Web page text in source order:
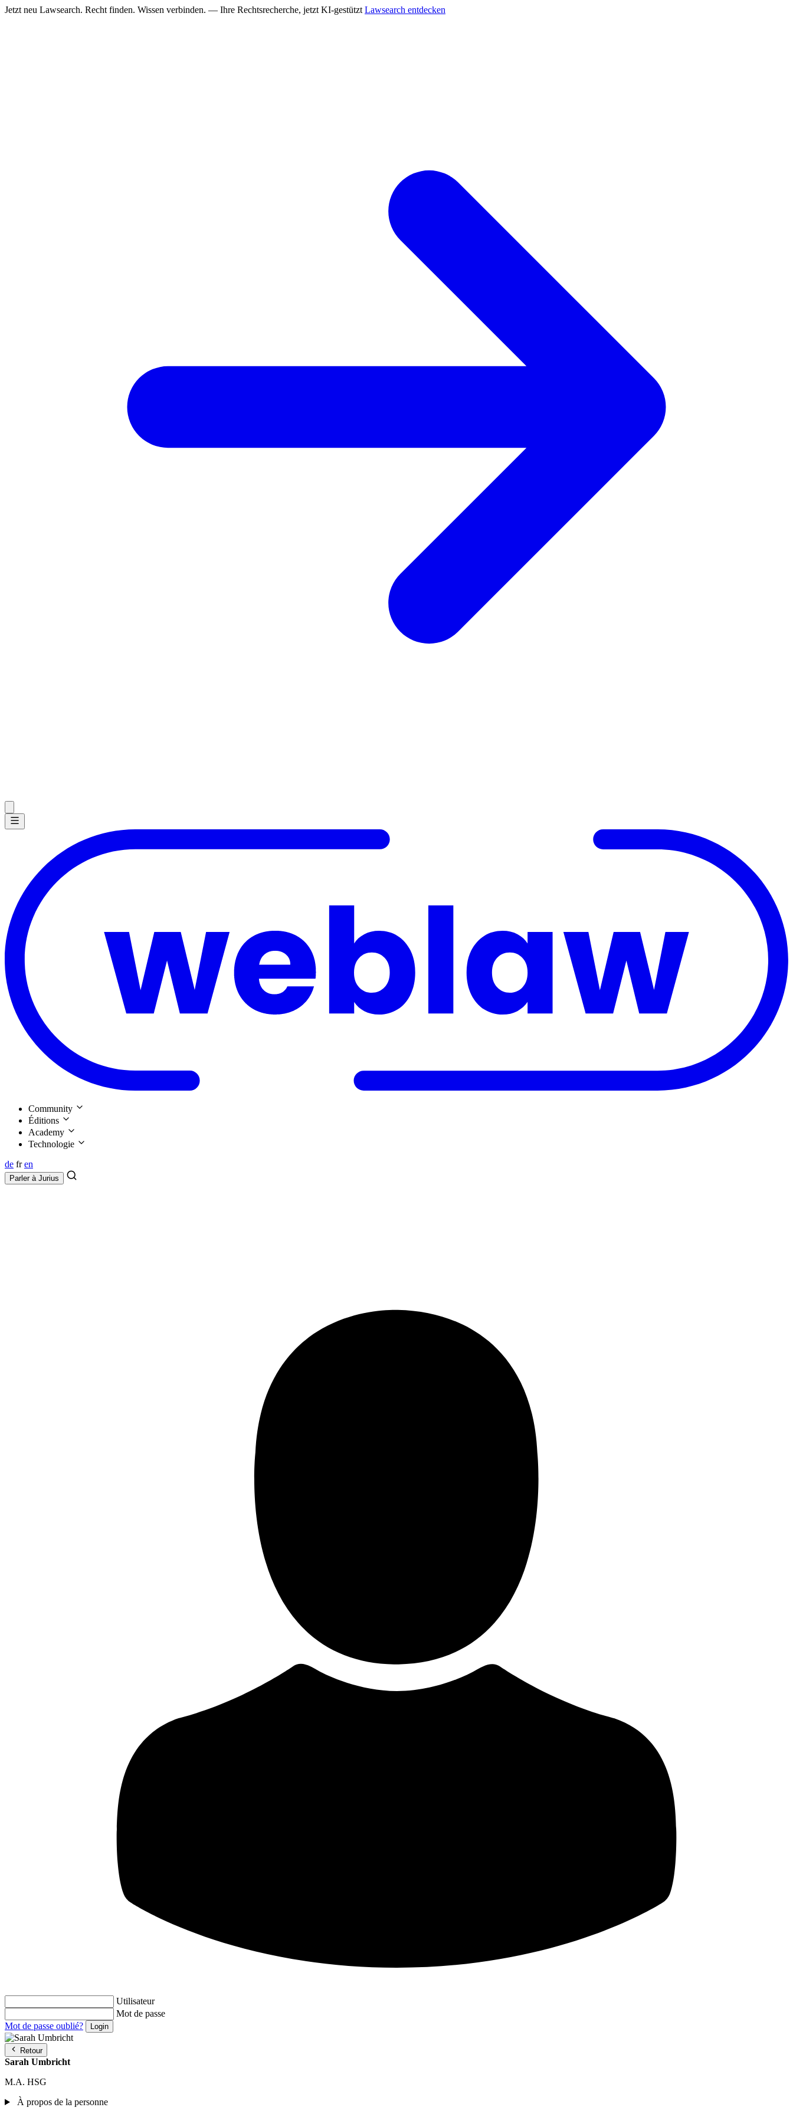
Jetzt neu Lawsearch. Recht finden. Wissen verbinden. — Ihre Rechtsrecherche, jetzt KI-gestützt Lawsearch entdecken
Community
Éditions
Academy
Technologie
de fr en
Parler à Jurius
Utilisateur
Mot de passe
Mot de passe oublié?
Retour
Sarah Umbricht
M.A. HSG
À propos de la personne